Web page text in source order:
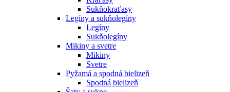
Sukňokraťasy
Legíny a sukňolegíny
Legíny
Sukňolegíny
Mikiny a svetre
Mikiny
Svetre
Pyžamá a spodná bielizeň
Spodná bielizeň